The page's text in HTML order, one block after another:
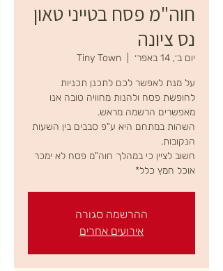
חוה"מ פסח בטייני טאון
נס ציונה
יום ב׳, 14 באפר׳ Tiny Town
על מנת לאפשר לכם לתכנן תכניות
לחופשת פסח ולהנות מחוויה טובה אנו
השהות במתחם היא ע"פ סבבים בין השעות
חשוב לציין כי במהלך חוה"מ פסח לא ימכר
אוכל חמץ כלל*
ההרשמה סגורה
אירועים אחרים